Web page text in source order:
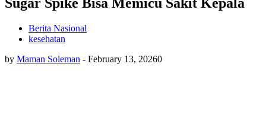
Berita Nasional
kesehatan
by Maman Soleman - February 13, 20260